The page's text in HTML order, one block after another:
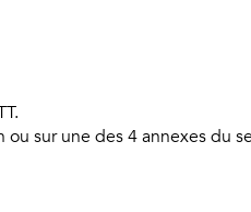
sur une des 4 annexes du